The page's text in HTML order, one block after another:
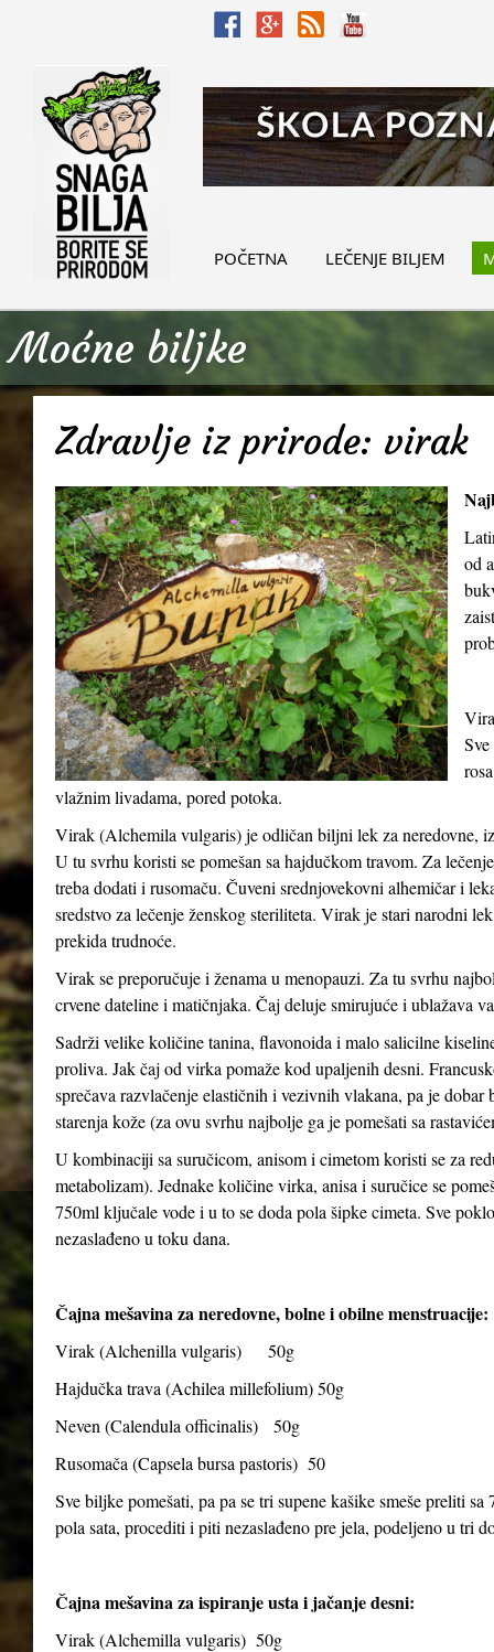
POČETNA LEČENJE BILJEM
Moćne biljke
Zdravlje iz prirode: virak
od
vlažnim livadama, pored potoka.
Virak (Alchemila vulgaris) je odličan biljni lek za neredovne,
U tu svrhu koristi se pomešan sa hajdučkom travom. Za
treba dodati i rusomaču. Čuveni srednjovekovni alhemičar i
sredstvo za lečenje ženskog steriliteta. Virak je stari narodni
prekida trudnoće.
Virak se preporučuje i ženama u menopauzi. Za tu svrhu
crvene dateline i matičnjaka. Čaj deluje smirujuće i ublažava
Sadrži velike količine tanina, flavonoida i malo salicilne
proliva. Jak čaj od virka pomaže kod upaljenih desni.
sprečava razvlačenje elastičnih i vezivnih vlakana, pa je
starenja kože (za ovu svrhu najbolje ga je pomešati sa
U kombinaciji sa suručicom, anisom i cimetom koristi se za
metabolizam). Jednake količine virka, anisa i suručice se
750ml ključale vode i u to se doda pola šipke cimeta. Sve
nezaslađeno u toku dana.
Čajna mešavina za neredovne, bolne i obilne menstruacije:
Virak (Alchenilla vulgaris) 50g
Hajdučka trava (Achilea millefolium) 50g
Neven (Calendula officinalis) 50g
Rusomača (Capsela bursa pastoris) 50
Sve biljke pomešati, pa pa se tri supene kašike smeše preliti
pola sata, procediti i piti nezaslađeno pre jela, podeljeno u tri
Čajna mešavina za ispiranje usta i jačanje desni:
Virak (Alchemilla vulgaris) 50g